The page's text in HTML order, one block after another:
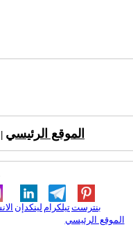
الموقع الرئيسي
لينكدإن تيلكرامبنترست
الموقع الرئيسي